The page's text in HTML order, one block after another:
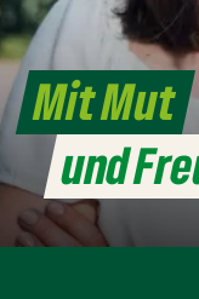
Mit Mut
und